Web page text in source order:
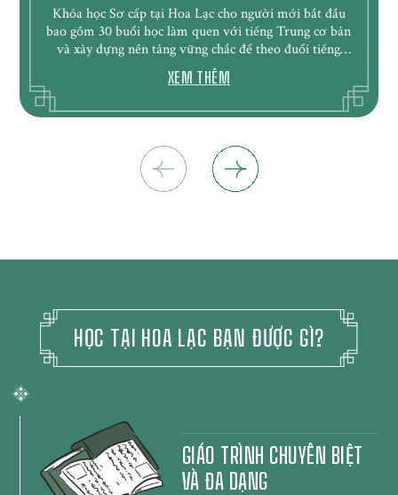
Khóa học Sơ cấp tại Hoa Lạc cho người mới bắt đầu
bao gồm 30 buổi học làm quen với tiếng Trung cơ bản
và xây dựng nền tảng vững chắc để theo đuổi tiếng
Trung ở các trình độ cao hơn.
XEM THÊM
HỌC TẠI HOA LẠC BẠN ĐƯỢC GÌ?
GIÁO TRÌNH CHUYÊN BIỆT
VÀ ĐA DẠNG